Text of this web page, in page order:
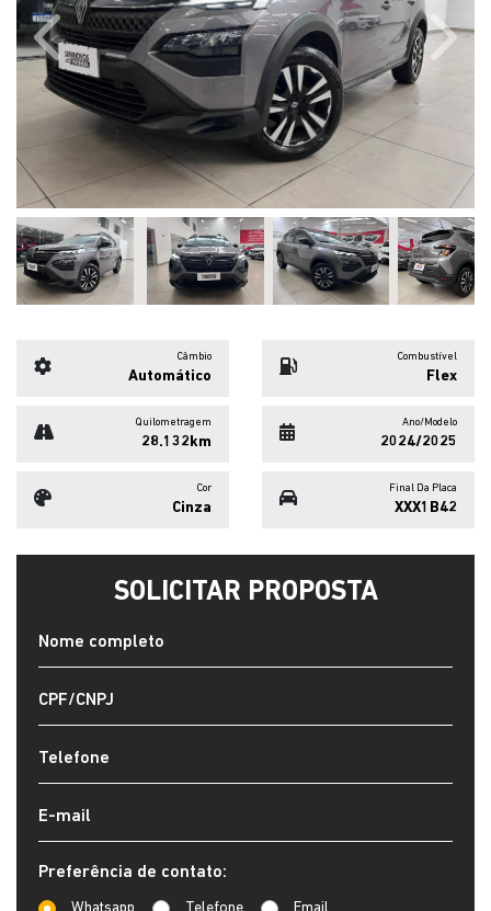
Previous Next
Câmbio
Automático
Combustível
Flex
Quilometragem
28.132km
Ano/Modelo
2024/2025
Cor
Cinza
Final Da Placa
XXX1B42
SOLICITAR PROPOSTA
Preferência de contato: